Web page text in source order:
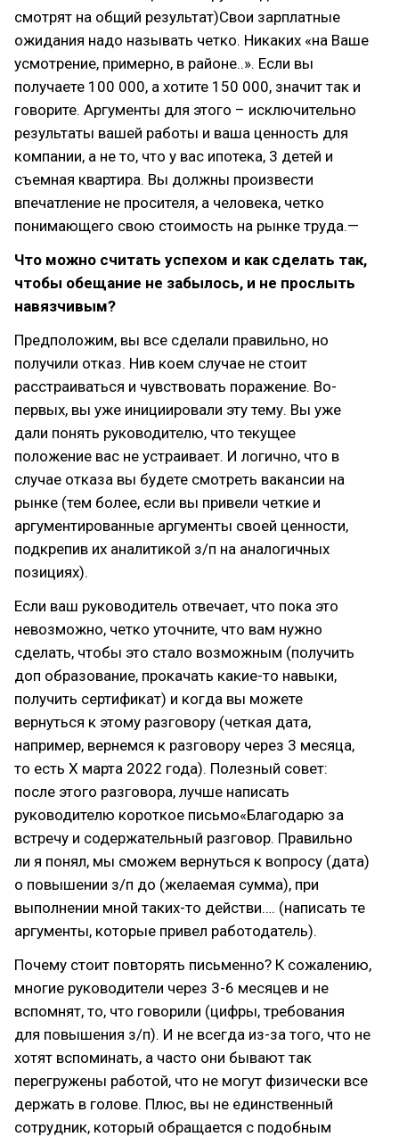
смотрят на общий результат)Свои зарплатные
ожидания надо называть четко. Никаких «на Ваше
усмотрение, примерно, в районе..». Если вы
получаете 100 000, а хотите 150 000, значит так и
говорите. Аргументы для этого – исключительно
результаты вашей работы и ваша ценность для
компании, а не то, что у вас ипотека, 3 детей и
съемная квартира. Вы должны произвести
впечатление не просителя, а человека, четко
понимающего свою стоимость на рынке труда.—
Что можно считать успехом и как сделать так,
чтобы обещание не забылось, и не прослыть
навязчивым?
Предположим, вы все сделали правильно, но
получили отказ. Нив коем случае не стоит
расстраиваться и чувствовать поражение. Во-
первых, вы уже инициировали эту тему. Вы уже
дали понять руководителю, что текущее
положение вас не устраивает. И логично, что в
случае отказа вы будете смотреть вакансии на
рынке (тем более, если вы привели четкие и
аргументированные аргументы своей ценности,
подкрепив их аналитикой з/п на аналогичных
позициях).
Если ваш руководитель отвечает, что пока это
невозможно, четко уточните, что вам нужно
сделать, чтобы это стало возможным (получить
доп образование, прокачать какие-то навыки,
получить сертификат) и когда вы можете
вернуться к этому разговору (четкая дата,
например, вернемся к разговору через 3 месяца,
то есть Х марта 2022 года). Полезный совет:
после этого разговора, лучше написать
руководителю короткое письмо«Благодарю за
встречу и содержательный разговор. Правильно
ли я понял, мы сможем вернуться к вопросу (дата)
о повышении з/п до (желаемая сумма), при
выполнении мной таких-то действи…. (написать те
аргументы, которые привел работодатель).
Почему стоит повторять письменно? К сожалению,
многие руководители через 3-6 месяцев и не
вспомнят, то, что говорили (цифры, требования
для повышения з/п). И не всегда из-за того, что не
хотят вспоминать, а часто они бывают так
перегружены работой, что не могут физически все
держать в голове. Плюс, вы не единственный
сотрудник, который обращается с подобным